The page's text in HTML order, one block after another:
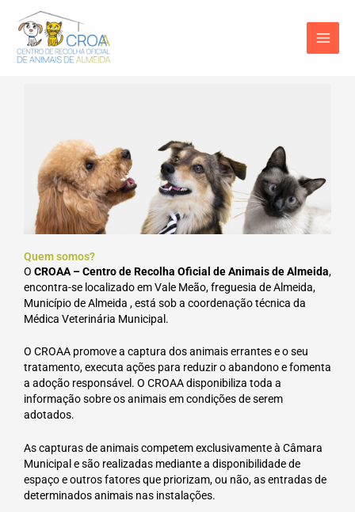
content
Quem somos?
O CROAA – Centro de Recolha Oficial de Animais de Almeida,
encontra-se localizado em Vale Meão, freguesia de Almeida,
Município de Almeida , está sob a coordenação técnica da
Médica Veterinária Municipal.
O CROAA promove a captura dos animais errantes e o seu
tratamento, executa ações para reduzir o abandono e fomenta
a adoção responsável. O CROAA disponibiliza toda a
informação sobre os animais em condições de serem
adotados.
As capturas de animais competem exclusivamente à Câmara
Municipal e são realizadas mediante a disponibilidade de
espaço e outros fatores que priorizam, ou não, as entradas de
determinados animais nas instalações.